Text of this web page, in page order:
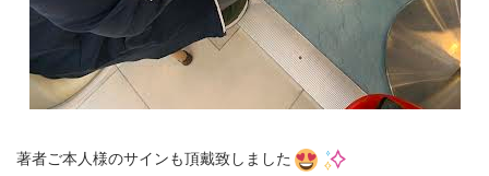
著者ご本人様のサインも頂戴致しました